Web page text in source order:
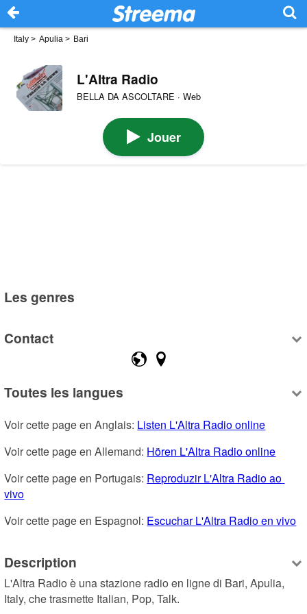
Italy > Apulia > Bari
L'Altra Radio
BELLA DA ASCOLTARE · Web
Jouer
Les genres
Contact
Toutes les langues
Voir cette page en Anglais: Listen L'Altra Radio online
Voir cette page en Allemand: Hören L'Altra Radio online
Voir cette page en Portugais: Reproduzir L'Altra Radio ao
vivo
Voir cette page en Espagnol: Escuchar L'Altra Radio en vivo
Description
L'Altra Radio è una stazione radio en ligne di Bari, Apulia,
Italy, che trasmette Italian, Pop, Talk.